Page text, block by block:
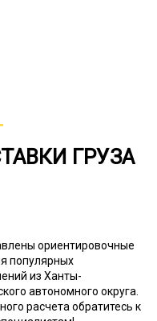
ГРУЗА
ориентировочные
популярных
из Ханты-
автономного округа.
расчета обратитесь к